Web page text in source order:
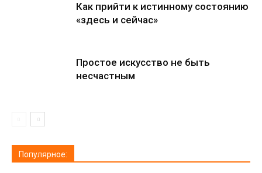
Как прийти к истинному состоянию
«здесь и сейчас»
Простое искусство не быть
несчастным
Популярное: